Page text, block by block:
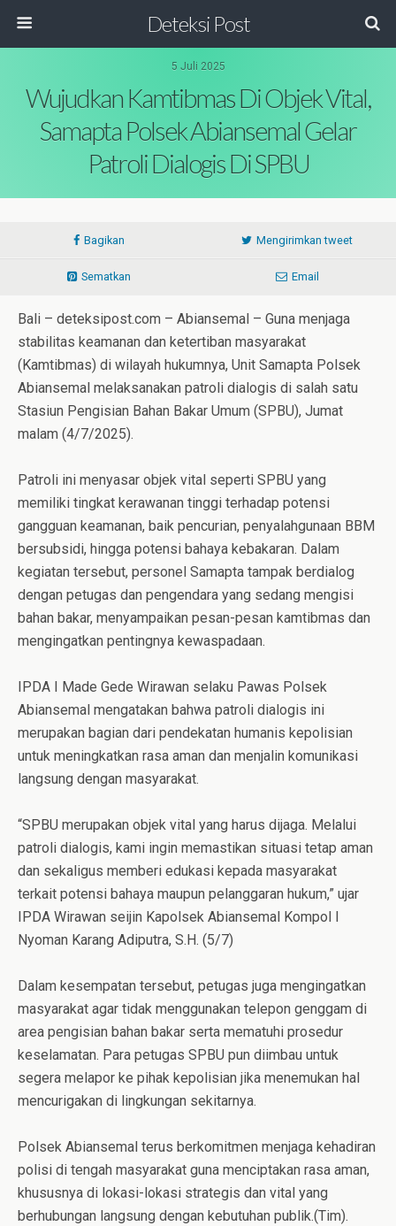
Deteksi Post
5 Juli 2025
Wujudkan Kamtibmas Di Objek Vital,
Samapta Polsek Abiansemal Gelar
Patroli Dialogis Di SPBU
Bagikan Mengirimkan tweet
Sematkan Email
Bali – deteksipost.com – Abiansemal – Guna menjaga
stabilitas keamanan dan ketertiban masyarakat
(Kamtibmas) di wilayah hukumnya, Unit Samapta Polsek
Abiansemal melaksanakan patroli dialogis di salah satu
Stasiun Pengisian Bahan Bakar Umum (SPBU), Jumat
malam (4/7/2025).
Patroli ini menyasar objek vital seperti SPBU yang
memiliki tingkat kerawanan tinggi terhadap potensi
gangguan keamanan, baik pencurian, penyalahgunaan BBM
bersubsidi, hingga potensi bahaya kebakaran. Dalam
kegiatan tersebut, personel Samapta tampak berdialog
dengan petugas dan pengendara yang sedang mengisi
bahan bakar, menyampaikan pesan-pesan kamtibmas dan
mengingatkan pentingnya kewaspadaan.
IPDA I Made Gede Wirawan selaku Pawas Polsek
Abiansemal mengatakan bahwa patroli dialogis ini
merupakan bagian dari pendekatan humanis kepolisian
untuk meningkatkan rasa aman dan menjalin komunikasi
langsung dengan masyarakat.
“SPBU merupakan objek vital yang harus dijaga. Melalui
patroli dialogis, kami ingin memastikan situasi tetap aman
dan sekaligus memberi edukasi kepada masyarakat
terkait potensi bahaya maupun pelanggaran hukum,” ujar
IPDA Wirawan seijin Kapolsek Abiansemal Kompol I
Nyoman Karang Adiputra, S.H. (5/7)
Dalam kesempatan tersebut, petugas juga mengingatkan
masyarakat agar tidak menggunakan telepon genggam di
area pengisian bahan bakar serta mematuhi prosedur
keselamatan. Para petugas SPBU pun diimbau untuk
segera melapor ke pihak kepolisian jika menemukan hal
mencurigakan di lingkungan sekitarnya.
Polsek Abiansemal terus berkomitmen menjaga kehadiran
polisi di tengah masyarakat guna menciptakan rasa aman,
khususnya di lokasi-lokasi strategis dan vital yang
berhubungan langsung dengan kebutuhan publik.(Tim).